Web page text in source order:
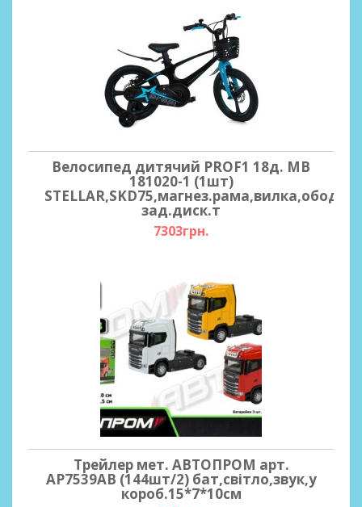
Велосипед дитячий PROF1 18д. MB
181020-1 (1шт)
зад.диск.т
7303грн.
Трейлер мет. АВТОПРОМ арт.
AP7539AB (144шт/2) бат,світло,звук,у
короб.15*7*10см